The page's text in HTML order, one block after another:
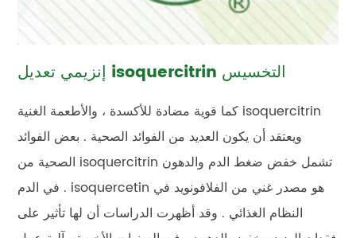
إنزيمي تعديل isoquercitrin التخسيس
كما قوية مضادة للأكسدة ، والأطعمة الغنية isoquercitrin
ويعتقد أن يكون العديد من الفوائد الصحية . بعض الفوائد
الصحية من isoquercitrin تشمل خفض ضغط الدم والدهون
في الدم . isoquercetin هو مصدر غني من الفلافونويد في
النظام الغذائي . وقد أظهرت الدراسات أن لها تأثير على